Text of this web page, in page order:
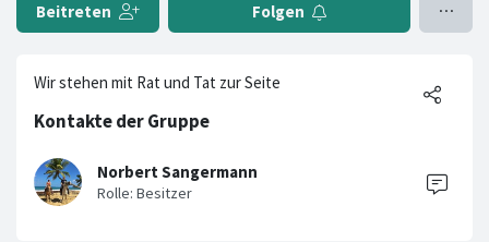
Beitreten Folgen
Wir stehen mit Rat und Tat zur Seite
Kontakte der Gruppe
Norbert Sangermann